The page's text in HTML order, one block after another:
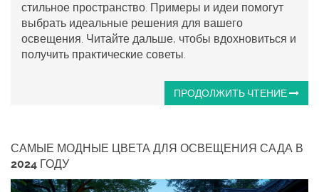
стильное пространство. Примеры и идеи помогут
выбрать идеальные решения для вашего
освещения. Читайте дальше, чтобы вдохновиться и
получить практические советы.
ПРОДОЛЖИТЬ ЧТЕНИЕ
САМЫЕ МОДНЫЕ ЦВЕТА ДЛЯ ОСВЕЩЕНИЯ САДА В
2024 ГОДУ